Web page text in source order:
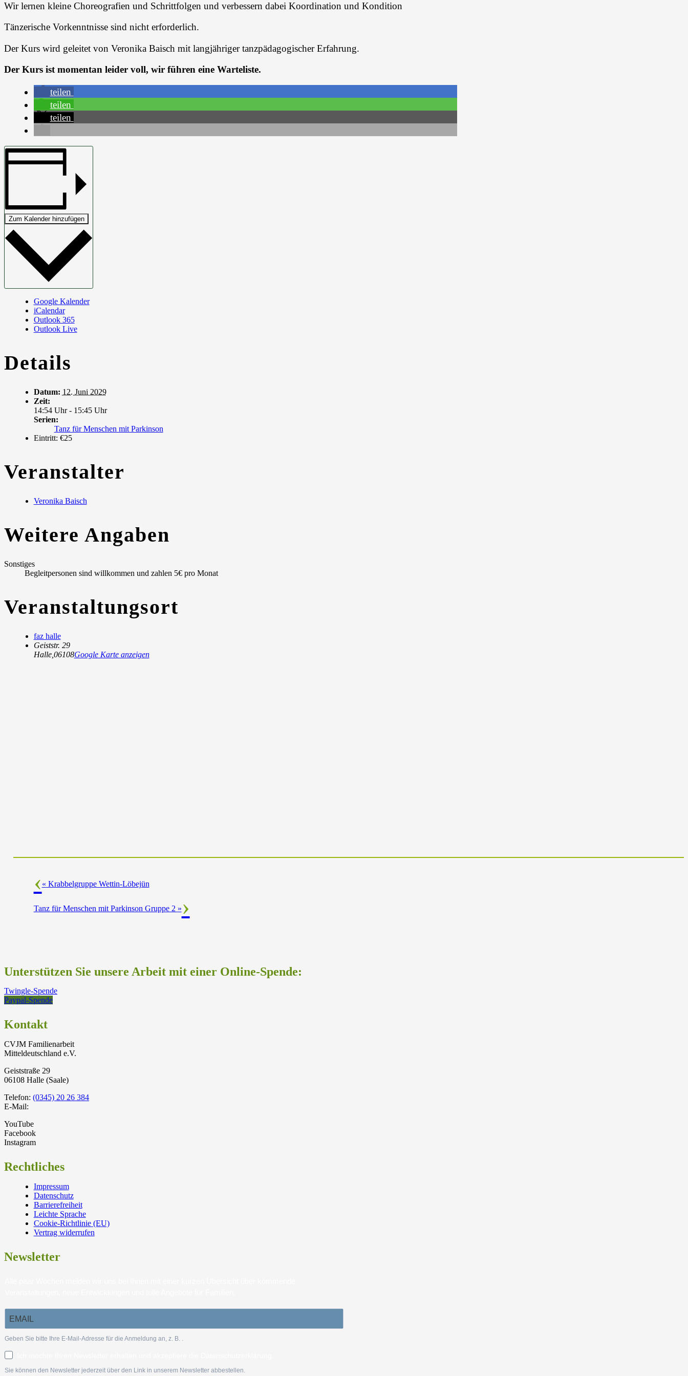
Wir lernen kleine Choreografien und Schrittfolgen und verbessern dabei Koordination und Kondition
Tänzerische Vorkenntnisse sind nicht erforderlich.
Der Kurs wird geleitet von Veronika Baisch mit langjähriger tanzpädagogischer Erfahrung.
Der Kurs ist momentan leider voll, wir führen eine Warteliste.
teilen
teilen
teilen
Zum Kalender hinzufügen
Google Kalender
iCalendar
Outlook 365
Outlook Live
Details
Datum: 12. Juni 2029
Zeit:
14:54 Uhr - 15:45 Uhr
Serien:
Tanz für Menschen mit Parkinson
Eintritt: €25
Veranstalter
Veronika Baisch
Weitere Angaben
Sonstiges
Begleitpersonen sind willkommen und zahlen 5€ pro Monat
Veranstaltungsort
faz halle
Geiststr. 29
Halle, 06108Google Karte anzeigen
« Krabbelgruppe Wettin-Löbejün
Tanz für Menschen mit Parkinson Gruppe 2 »
Unterstützen Sie unsere Arbeit mit einer Online-Spende:
Twingle-Spende
Paypal-Spende
Kontakt
CVJM Familienarbeit
Mitteldeutschland e.V.
Geiststraße 29
06108 Halle (Saale)
Telefon: (0345) 20 26 384
E-Mail:
YouTube
Facebook
Instagram
Rechtliches
Impressum
Datenschutz
Barrierefreiheit
Leichte Sprache
Cookie-Richtlinie (EU)
Vertrag widerrufen
Newsletter
Geben Sie bitte Ihre E-Mail-Adresse für die Anmeldung an, z. B. .
Sie können den Newsletter jederzeit über den Link in unserem Newsletter abbestellen.